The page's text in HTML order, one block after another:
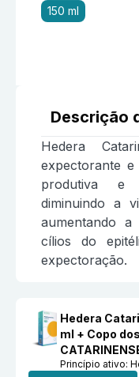
150 ml
Descrição
Hedera
expectorante e
produtiva e
diminuindo a
aumentando
cílios do
expectoração.
Hedera
ml + Copo
Princípio ativo: